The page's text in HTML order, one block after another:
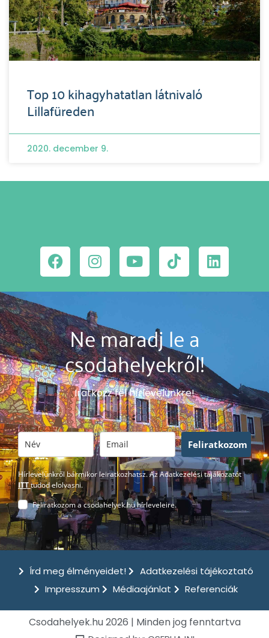
Top 10 kihagyhatatlan látnivaló
Lillafüreden
2020. december 9.
Ne maradj le a
csodahelyekről!
Iratkozz fel hírlevelünkre!
Feliratkozom
Hírlevelünkről bármikor leiratkozhatsz. Az Adatkezelési tájákozatót
ITTtudod elolvasni.
Feliratkozom a csodahelyek.hu hírleveleire.
Írd meg élményeidet!
Adatkezelési tájékoztató
Impresszum
Médiaajánlat Referenciák
Csodahelyek.hu 2026 | Minden jog fenntartva